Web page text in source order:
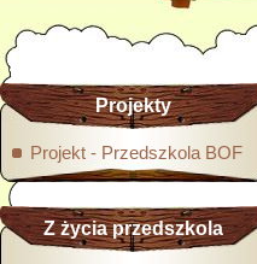
Projekty
Projekt - Przedszkola BOF
Z życia przedszkola